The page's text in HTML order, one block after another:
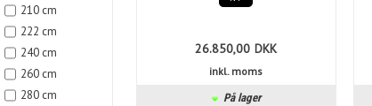
210 cm
222 cm
240 cm
260 cm
280 cm
26.850,00 DKK
inkl. moms
På lager